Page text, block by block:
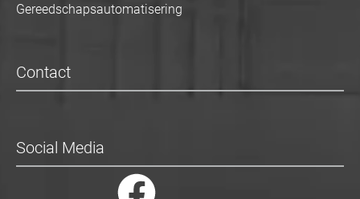
Gereedschapsautomatisering
Contact
Social Media